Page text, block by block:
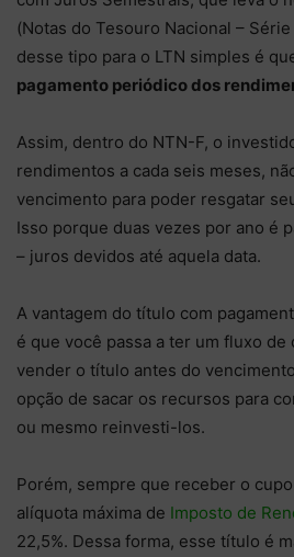
(Notas do Tesouro Nacional –
desse tipo para o LTN simples é
pagamento periódico dos
Assim, dentro do NTN-F, o
rendimentos a cada seis meses,
vencimento para poder resgatar
Isso porque duas vezes por ano é
– juros devidos até aquela data.
A vantagem do título com
é que você passa a ter um fluxo de
vender o título antes do
opção de sacar os recursos para
ou mesmo reinvesti-los.
Porém, sempre que receber o
alíquota máxima de Imposto de
22,5%. Dessa forma, esse título é